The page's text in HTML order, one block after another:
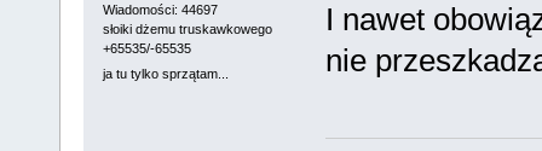
Wiadomości: 44697
słoiki dżemu truskawkowego
+65535/-65535
ja tu tylko sprzątam...
I nawet
nie